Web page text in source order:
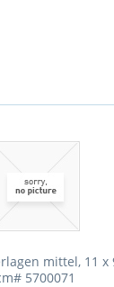
mittel, 11 x
5700071